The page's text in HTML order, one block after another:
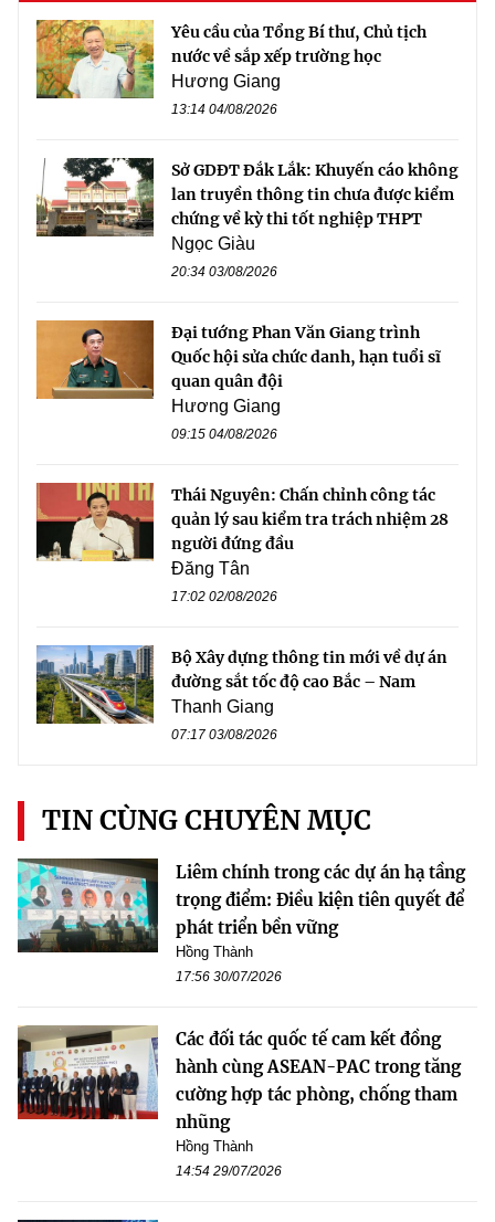
Yêu cầu của Tổng Bí thư, Chủ tịch
nước về sắp xếp trường học
Hương Giang
13:14 04/08/2026
Sở GDĐT Đắk Lắk: Khuyến cáo không
lan truyền thông tin chưa được kiểm
chứng về kỳ thi tốt nghiệp THPT
Ngọc Giàu
20:34 03/08/2026
Đại tướng Phan Văn Giang trình
Quốc hội sửa chức danh, hạn tuổi sĩ
quan quân đội
Hương Giang
09:15 04/08/2026
Thái Nguyên: Chấn chỉnh công tác
quản lý sau kiểm tra trách nhiệm 28
người đứng đầu
Đăng Tân
17:02 02/08/2026
Bộ Xây dựng thông tin mới về dự án
đường sắt tốc độ cao Bắc – Nam
Thanh Giang
07:17 03/08/2026
TIN CÙNG CHUYÊN MỤC
Liêm chính trong các dự án hạ tầng
trọng điểm: Điều kiện tiên quyết để
phát triển bền vững
Hồng Thành
17:56 30/07/2026
Các đối tác quốc tế cam kết đồng
hành cùng ASEAN-PAC trong tăng
cường hợp tác phòng, chống tham
nhũng
Hồng Thành
14:54 29/07/2026